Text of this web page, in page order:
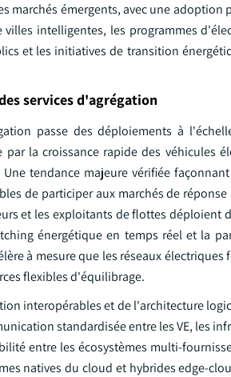
marchés émergents, avec une adoption
intelligentes, les programmes
et les initiatives de transition
services d'agrégation
passe des déploiements à
la croissance rapide des véhicules
tendance majeure vérifiée
de participer aux marchés de
et les exploitants de flottes déploient
énergétique en temps réel et la
à mesure que les réseaux électriques
flexibles d'équilibrage.
interopérables et de l'architecture
standardisée entre les VE, les
entre les écosystèmes multi-
natives du cloud et hybrides edge-